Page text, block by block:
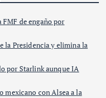
FMF de engaño por
la Presidencia y elimina la
por Starlink aunque IA
mexicano con Alsea a la